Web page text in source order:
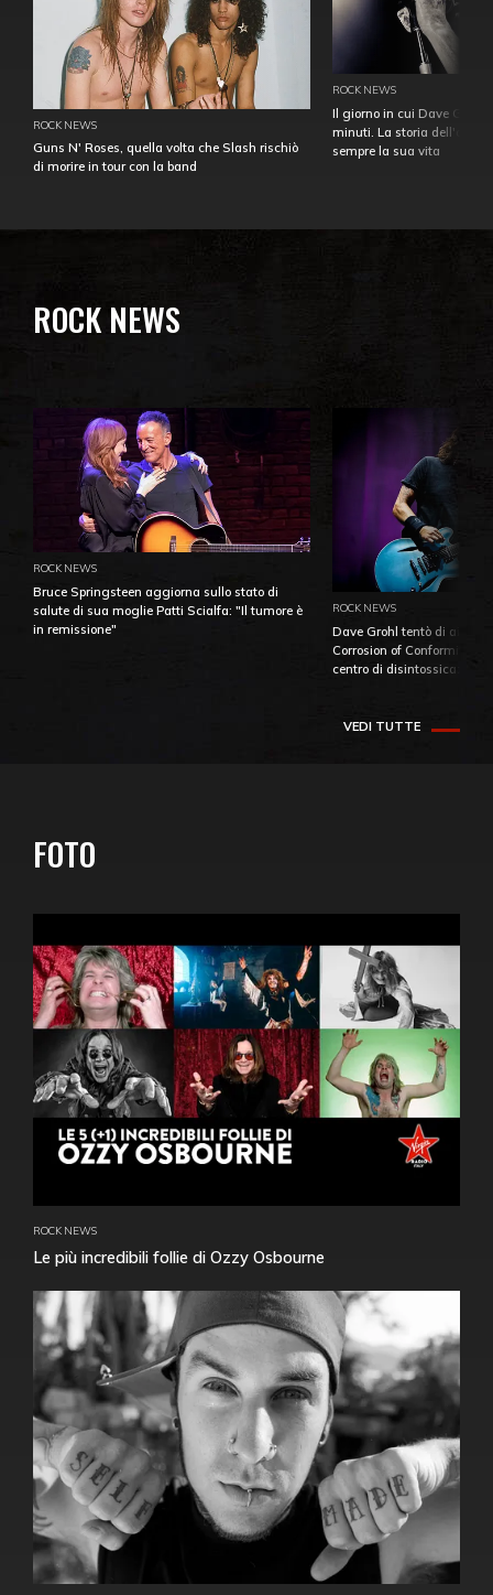
ROCK NEWS
Guns N' Roses, quella volta che Slash rischiò
di morire in tour con la band
ROCK NEWS
Il giorno in cui Dave
minuti. La storia
sempre la sua vita
ROCK NEWS
ROCK NEWS
Bruce Springsteen aggiorna sullo stato di
salute di sua moglie Patti Scialfa: "Il tumore è
in remissione"
ROCK NEWS
Dave Grohl tentò di
Corrosion of Conformity
centro di
VEDI TUTTE
FOTO
ROCK NEWS
Le più incredibili follie di Ozzy Osbourne